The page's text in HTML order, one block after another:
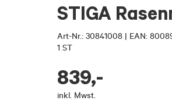
STIGA
Art-Nr.: 30841008 | EAN:
1 ST
839,-
inkl. Mwst.